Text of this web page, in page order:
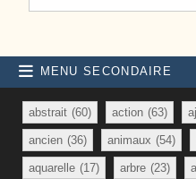
MENU SECONDAIRE
abstrait (60) action (63)
ancien (36) animaux (54)
aquarelle (17) arbre (23)